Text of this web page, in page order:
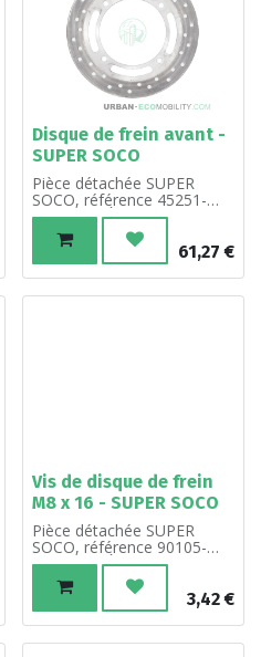
Disque de frein avant -
SUPER SOCO
Pièce détachée SUPER
SOCO, référence 45251-
QSM-F01. À l'unité.
61,27 €
Vis de disque de frein
M8 x 16 - SUPER SOCO
Pièce détachée SUPER
SOCO, référence 90105-
QSM-F10. À l'unité.
3,42€